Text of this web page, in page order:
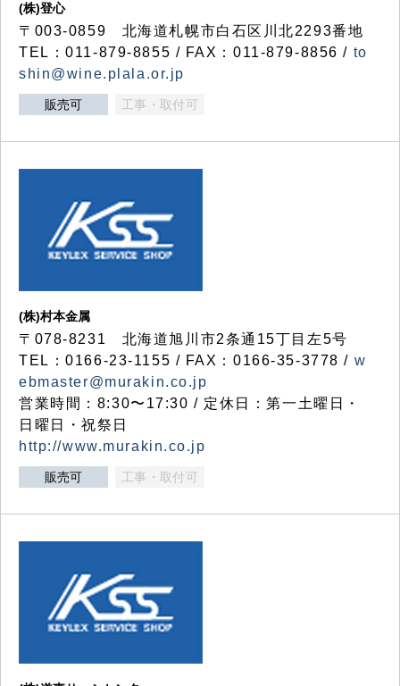
(株)登心
〒003-0859 北海道札幌市白石区川北2293番地
TEL：011-879-8855 / FAX：011-879-8856 / to
shin@wine.plala.or.jp
販売可 工事・取付可
(株)村本金属
〒078-8231 北海道旭川市2条通15丁目左5号
TEL：0166-23-1155 / FAX：0166-35-3778 / w
ebmaster@murakin.co.jp
営業時間：8:30〜17:30 / 定休日：第一土曜日・
日曜日・祝祭日
http://www.murakin.co.jp
販売可 工事・取付可